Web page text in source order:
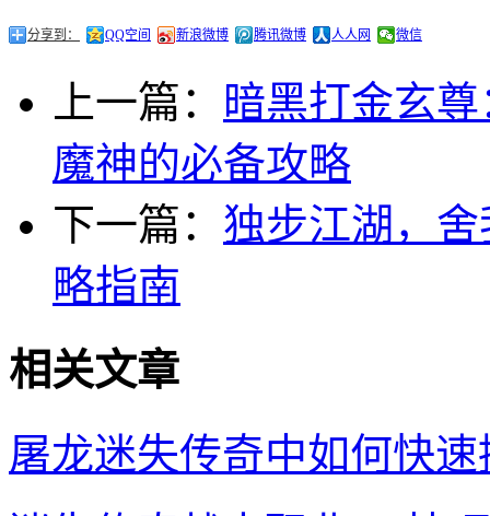
分享到： QQ空间 新浪微博 腾讯微博 人人网 微信
上一篇：
暗黑打金玄
魔神的必备攻略
下一篇： 独步江湖，
略指南
相关文章
屠龙迷失传奇中如何快